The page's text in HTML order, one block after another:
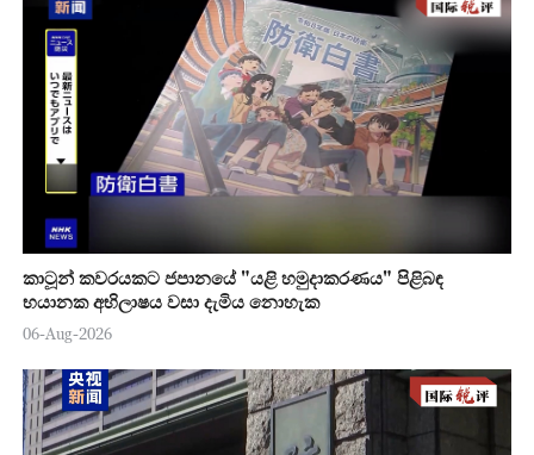
කාටූන් කවරයකට ජපානයේ "යළි හමුදාකරණය" පිළිබඳ
භයානක අභිලාෂය වසා දැමිය නොහැක
06-Aug-2026